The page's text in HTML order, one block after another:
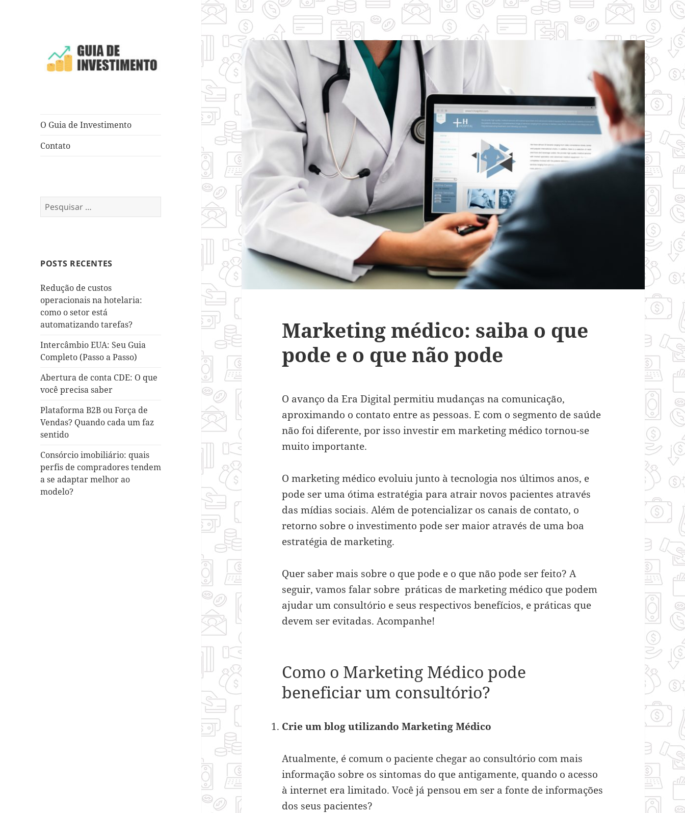
O Guia de Investimento
Contato
Pesquisar
por:
POSTS RECENTES
Redução de custos
operacionais na hotelaria:
como o setor está
automatizando tarefas?
Intercâmbio EUA: Seu Guia
Completo (Passo a Passo)
Abertura de conta CDE: O que
você precisa saber
Plataforma B2B ou Força de
Vendas? Quando cada um faz
sentido
Consórcio imobiliário: quais
perfis de compradores tendem
a se adaptar melhor ao
modelo?
Marketing médico: saiba o que
pode e o que não pode
O avanço da Era Digital permitiu mudanças na comunicação,
aproximando o contato entre as pessoas. E com o segmento de saúde
não foi diferente, por isso investir em marketing médico tornou-se
muito importante.
O marketing médico evoluiu junto à tecnologia nos últimos anos, e
pode ser uma ótima estratégia para atrair novos pacientes através
dasmídias sociais. Além de potencializar os canais de contato, o
retorno sobre o investimento pode ser maior através de uma boa
estratégia de marketing.
Quer saber mais sobre o que pode e o que não pode ser feito? A
seguir, vamos falar sobre práticas de marketing médico que podem
ajudar um consultório e seus respectivos benefícios, e práticas que
devem ser evitadas. Acompanhe!
Como o Marketing Médico pode
beneficiar um consultório?
Crie um blog utilizando Marketing Médico
Atualmente, é comum o paciente chegar ao consultório com mais
informação sobre os sintomas do que antigamente, quando o acesso
à internet era limitado. Você já pensou em ser a fonte de informações
dos seus pacientes?